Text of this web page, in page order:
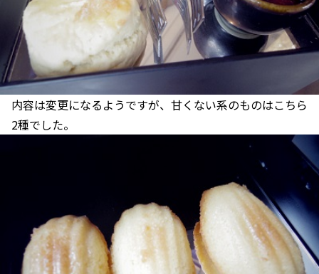
内容は変更になるようですが、甘くない系のものはこちら
2種でした。